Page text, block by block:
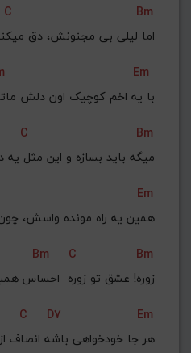
C
Bm
اما لیلی بی مجنونش، دق
Em
با یه اخم کوچیک اون دلش
C
Bm
میگه باید بسازه و این مثل یه
Em
همین یه راه مونده واسش،
Bm C
Bm
زوره! عشق تو زوره  احساس
C D7
Em
هر جا خودخواهی باشه انصاف